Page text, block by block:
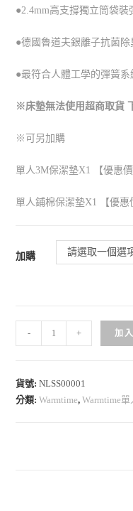
●2.4mm高支撐獨立筒袋裝
●德國魯道夫銀離子抗菌除
●最符合人體工學的彈簧
※床墊無法使用超商取貨
※可另加購
單人3M保潔墊X1 【優惠
單人鋪棉保潔墊X1 【優惠
加購 請選取一個選
- + 加
貨號:NLSS00001
分類:Warmtime,Warmtime